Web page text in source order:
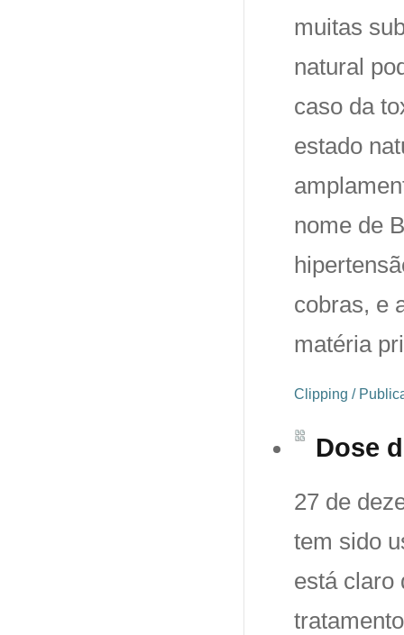
muitas
natural
caso da
estado
nome de
cobras, e
matéria
Clipping /
Dose
27 de
tem sido
está claro